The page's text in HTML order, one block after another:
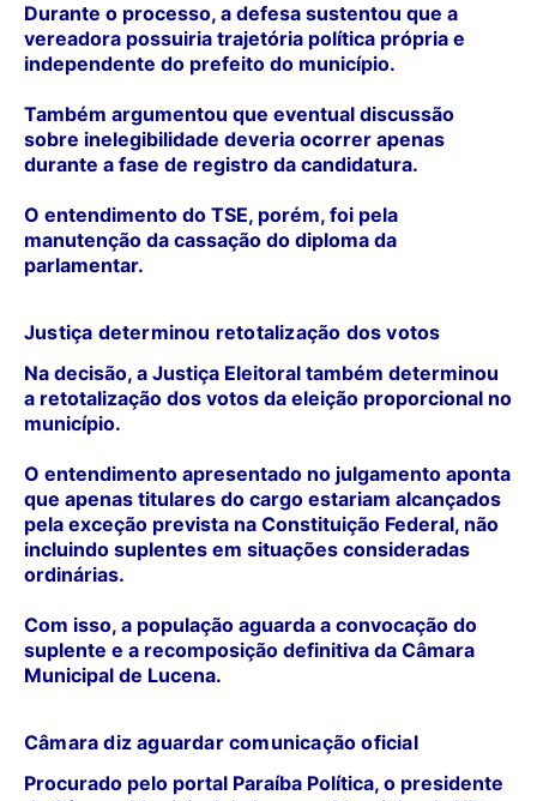
Durante o processo, a defesa sustentou que a
vereadora possuiria trajetória política própria e
independente do prefeito do município.
Também argumentou que eventual discussão
sobre inelegibilidade deveria ocorrer apenas
durante a fase de registro da candidatura.
O entendimento do TSE, porém, foi pela
manutenção da cassação do diploma da
parlamentar.
Justiça determinou retotalização dos votos
Na decisão, a Justiça Eleitoral também determinou
a retotalização dos votos da eleição proporcional no
município.
O entendimento apresentado no julgamento aponta
que apenas titulares do cargo estariam alcançados
pela exceção prevista na Constituição Federal, não
incluindo suplentes em situações consideradas
ordinárias.
Com isso, a população aguarda a convocação do
suplente e a recomposição definitiva da Câmara
Municipal de Lucena.
Câmara diz aguardar comunicação oficial
Procurado pelo portal Paraíba Política, o presidente